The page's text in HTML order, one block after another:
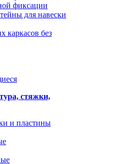
фиксации
для навески
каркасов без
стяжки,
и пластины